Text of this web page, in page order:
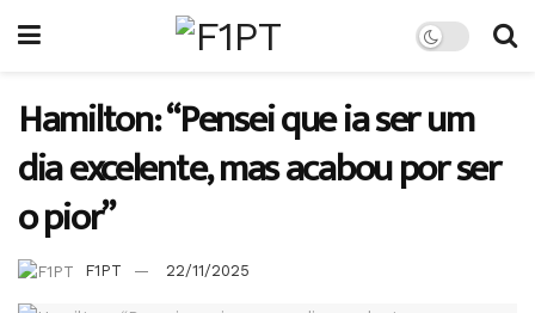
Hamilton: “Pensei que ia ser um
dia excelente, mas acabou por ser
o pior”
F1PT 22/11/2025